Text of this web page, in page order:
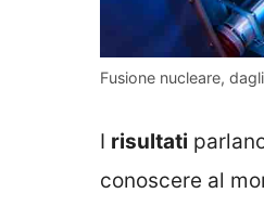
Fusione nucleare,
I risultati
conoscere al